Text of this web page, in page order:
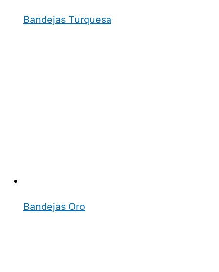
Bandejas Turquesa
Bandejas Oro